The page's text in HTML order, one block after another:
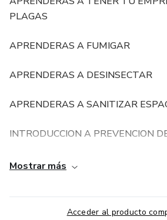
PLAGAS
APRENDERAS A FUMIGAR
APRENDERAS A DESINSECTAR
APRENDERAS A SANITIZAR
INTRODUCCION A PREVENCION
INTRODUCCION A TOXICOLOGIA
Mostrar más
Acceder al producto